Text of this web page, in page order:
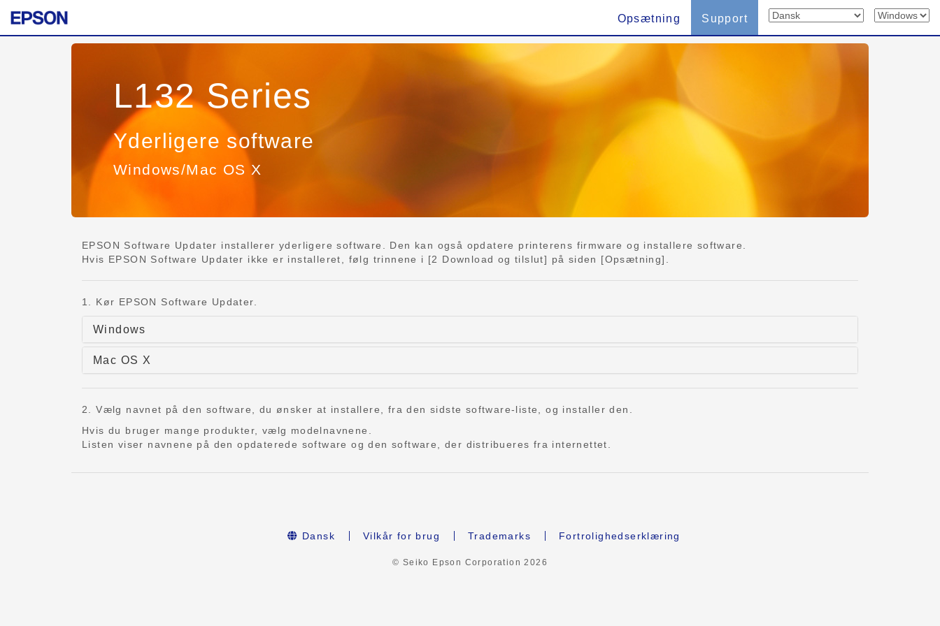
Opsætning Support
L132 Series
Yderligere software
Windows/Mac OS X
EPSON Software Updater installerer yderligere software. Den kan også opdatere printerens firmware og installere software.
Hvis EPSON Software Updater ikke er installeret, følg trinnene i [2 Download og tilslut] på siden [Opsætning].
1. Kør EPSON Software Updater.
Windows
Mac OS X
2. Vælg navnet på den software, du ønsker at installere, fra den sidste software-liste, og installer den.
Hvis du bruger mange produkter, vælg modelnavnene.
Listen viser navnene på den opdaterede software og den software, der distribueres fra internettet.
Dansk Vilkår for brug Trademarks Fortrolighedserklæring
© Seiko Epson Corporation2026